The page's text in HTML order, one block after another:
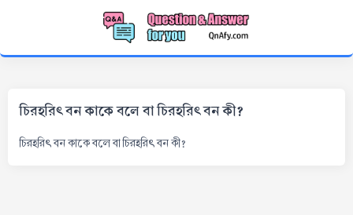
চিরহরিৎ বন কাকে বলে বা চিরহরিৎ বন কী?
চিরহরিৎ বন কাকে বলে বা চিরহরিৎ বন কী?